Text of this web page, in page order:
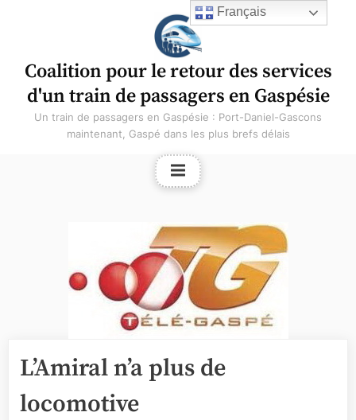
Coalition pour le retour des services
d'un train de passagers en Gaspésie
Un train de passagers en Gaspésie : Port-Daniel-Gascons
maintenant, Gaspé dans les plus brefs délais
L’Amiral n’a plus de
locomotive
Français